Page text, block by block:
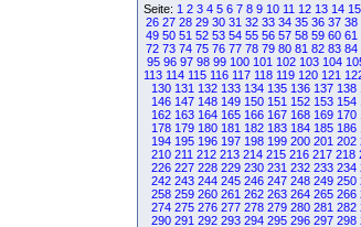
Seite: 1 2 3 4 5 6 7 8 9 10 11 12 13 14 15
26 27 28 29 30 31 32 33 34 35 36 37 38
49 50 51 52 53 54 55 56 57 58 59 60 61
72 73 74 75 76 77 78 79 80 81 82 83 84
95 96 97 98 99 100 101 102 103 104
113 114 115 116 117 118 119 120 121
130 131 132 133 134 135 136 137 138
146 147 148 149 150 151 152 153 154
162 163 164 165 166 167 168 169 170
178 179 180 181 182 183 184 185 186
194 195 196 197 198 199 200 201 202
210 211 212 213 214 215 216 217 218
226 227 228 229 230 231 232 233 234
242 243 244 245 246 247 248 249 250
258 259 260 261 262 263 264 265 266
274 275 276 277 278 279 280 281 282
290 291 292 293 294 295 296 297 298